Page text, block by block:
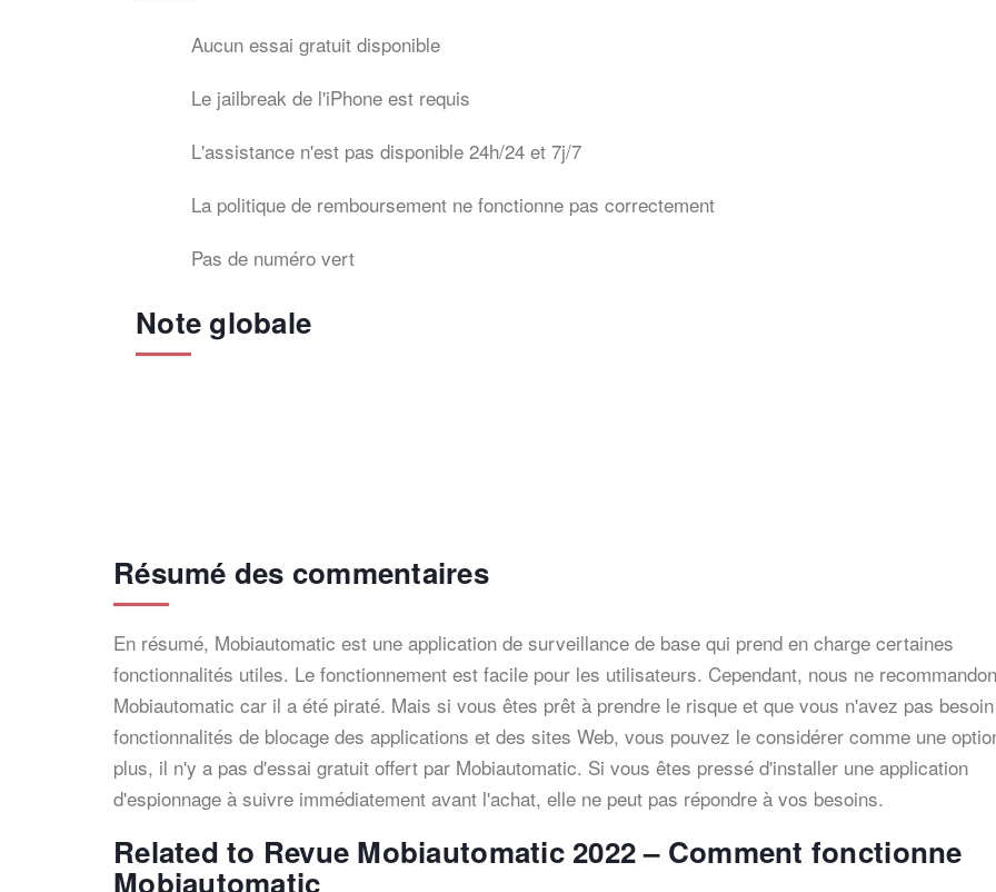
Aucun essai gratuit disponible
Le jailbreak de l'iPhone est requis
L'assistance n'est pas disponible 24h/24 et 7j/7
La politique de remboursement ne fonctionne pas correctement
Pas de numéro vert
Note globale
Résumé des commentaires
En résumé, Mobiautomatic est une application de surveillance de base qui prend en charge certaines
fonctionnalités utiles. Le fonctionnement est facile pour les utilisateurs. Cependant, nous ne
Mobiautomatic car il a été piraté. Mais si vous êtes prêt à prendre le risque et que vous n'avez pas
fonctionnalités de blocage des applications et des sites Web, vous pouvez le considérer comme une
plus, il n'y a pas d'essai gratuit offert par Mobiautomatic. Si vous êtes pressé d'installer une application
d'espionnage à suivre immédiatement avant l'achat, elle ne peut pas répondre à vos besoins.
Related to Revue Mobiautomatic 2022 – Comment fonctionne
Mobiautomatic